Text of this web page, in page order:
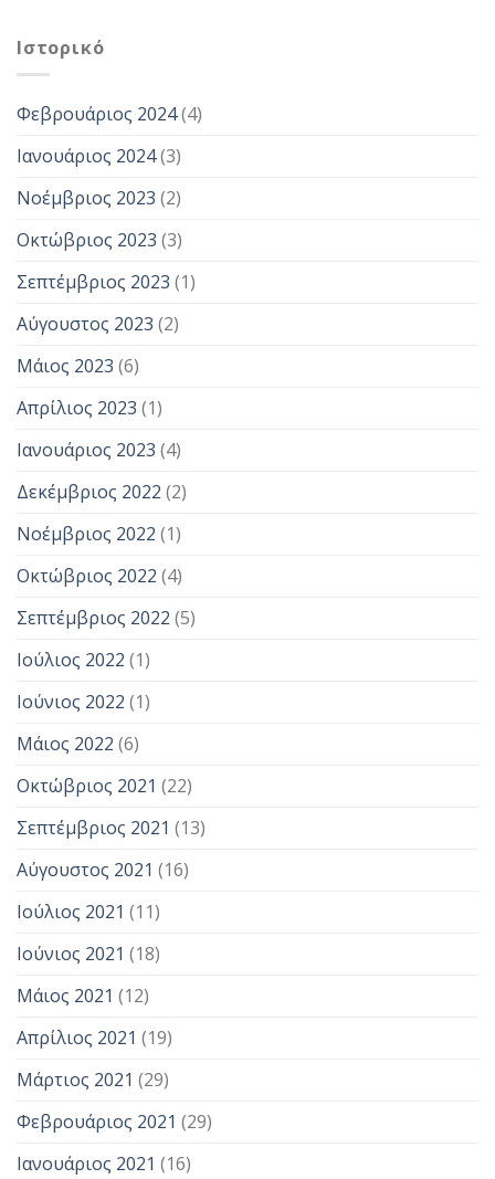
Ιστορικό
Φεβρουάριος 2024(4)
Ιανουάριος 2024(3)
Νοέμβριος 2023 (2)
Οκτώβριος 2023 (3)
Σεπτέμβριος 2023 (1)
Αύγουστος 2023 (2)
Μάιος 2023 (6)
Απρίλιος 2023 (1)
Ιανουάριος 2023 (4)
Δεκέμβριος 2022 (2)
Νοέμβριος 2022 (1)
Οκτώβριος 2022 (4)
Σεπτέμβριος 2022 (5)
Ιούλιος 2022 (1)
Ιούνιος 2022 (1)
Μάιος 2022 (6)
Οκτώβριος 2021 (22)
Σεπτέμβριος 2021 (13)
Αύγουστος 2021 (16)
Ιούλιος 2021 (11)
Ιούνιος 2021 (18)
Μάιος 2021 (12)
Απρίλιος 2021 (19)
Μάρτιος 2021 (29)
Φεβρουάριος 2021 (29)
Ιανουάριος 2021 (16)